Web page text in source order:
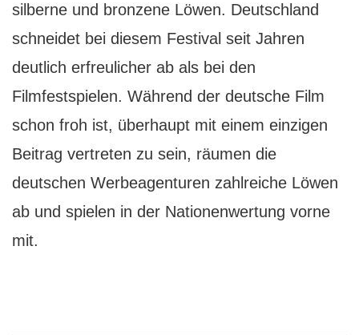
silberne und bronzene Löwen. Deutschland
schneidet bei diesem Festival seit Jahren
deutlich erfreulicher ab als bei den
Filmfestspielen. Während der deutsche Film
schon froh ist, überhaupt mit einem einzigen
Beitrag vertreten zu sein, räumen die
deutschen Werbeagenturen zahlreiche Löwen
ab und spielen in der Nationenwertung vorne
mit.